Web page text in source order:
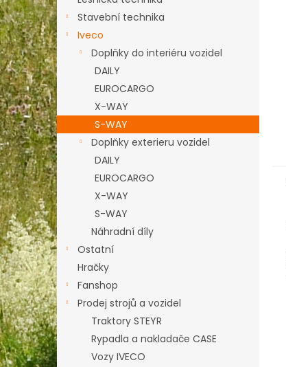
e
l
Stavební technika
Iveco
Doplňky do interiéru vozidel
DAILY
EUROCARGO
X-WAY
S-WAY
Doplňky exterieru vozidel
DAILY
EUROCARGO
X-WAY
S-WAY
Náhradní díly
Ostatní
Hračky
Fanshop
Prodej strojů a vozidel
Traktory STEYR
Rypadla a nakladače CASE
Vozy IVECO